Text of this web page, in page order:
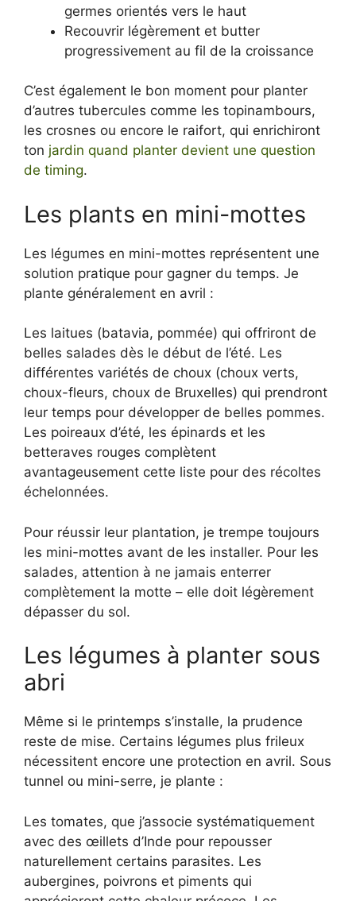
germes orientés vers le haut
Recouvrir légèrement et butter
progressivement au fil de la croissance
C’est également le bon moment pour planter
d’autres tubercules comme les topinambours,
les crosnes ou encore le raifort, qui enrichiront
ton jardin quand planter devient une question
de timing.
Les plants en mini-mottes
Les légumes en mini-mottes représentent une
solution pratique pour gagner du temps. Je
plante généralement en avril :
Les laitues (batavia, pommée) qui offriront de
belles salades dès le début de l’été. Les
différentes variétés de choux (choux verts,
choux-fleurs, choux de Bruxelles) qui prendront
leur temps pour développer de belles pommes.
Les poireaux d’été, les épinards et les
betteraves rouges complètent
avantageusement cette liste pour des récoltes
échelonnées.
Pour réussir leur plantation, je trempe toujours
les mini-mottes avant de les installer. Pour les
salades, attention à ne jamais enterrer
complètement la motte – elle doit légèrement
dépasser du sol.
Les légumes à planter sous
abri
Même si le printemps s’installe, la prudence
reste de mise. Certains légumes plus frileux
nécessitent encore une protection en avril. Sous
tunnel ou mini-serre, je plante :
Les tomates, que j’associe systématiquement
avec des œillets d’Inde pour repousser
naturellement certains parasites. Les
aubergines, poivrons et piments qui